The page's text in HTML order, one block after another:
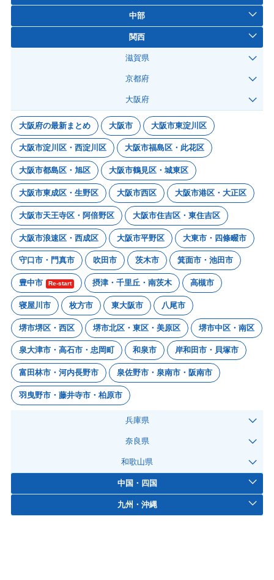
中部
関西
滋賀県
京都府
大阪府
大阪府の最新まとめ 大阪市 大阪市東淀川区
大阪市淀川区・西淀川区 大阪市福島区・此花区
大阪市都島区・旭区 大阪市鶴見区・城東区
大阪市東成区・生野区 大阪市西区 大阪市港区・大正区
大阪市天王寺区・阿倍野区 大阪市住吉区・東住吉区
大阪市浪速区・西成区 大阪市平野区 大東市・四條畷市
守口市・門真市 吹田市 茨木市 箕面市・池田市
豊中市 Re-start 摂津・千里丘・南茨木 高槻市
寝屋川市 枚方市 東大阪市 八尾市
堺市堺区・西区 堺市北区・東区・美原区 堺市中区・南区
泉大津市・高石市・忠岡町 和泉市 岸和田市・貝塚市
富田林市・河内長野市 泉佐野市・泉南市・阪南市
羽曳野市・藤井寺市・柏原市
兵庫県
奈良県
和歌山県
中国・四国
九州・沖縄